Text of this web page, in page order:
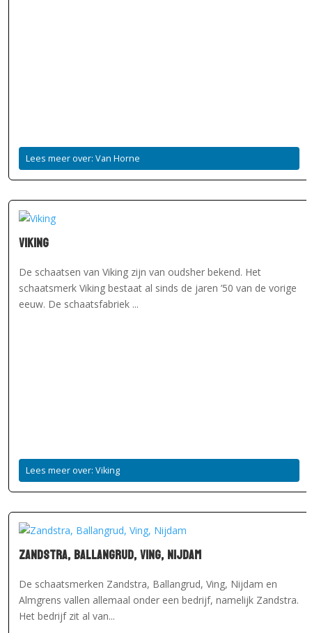
Lees meer over: Van Horne
Viking
De schaatsen van Viking zijn van oudsher bekend. Het
schaatsmerk Viking bestaat al sinds de jaren ’50 van de vorige
eeuw. De schaatsfabriek ...
Lees meer over: Viking
Zandstra, Ballangrud, Ving, Nijdam
De schaatsmerken Zandstra, Ballangrud, Ving, Nijdam en
Almgrens vallen allemaal onder een bedrijf, namelijk Zandstra.
Het bedrijf zit al van...